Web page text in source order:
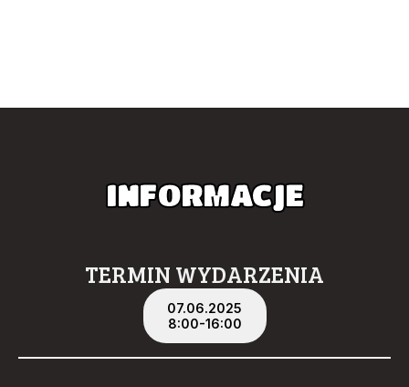
INFORMACJE
TERMIN WYDARZENIA
07.06.2025
8:00-16:00